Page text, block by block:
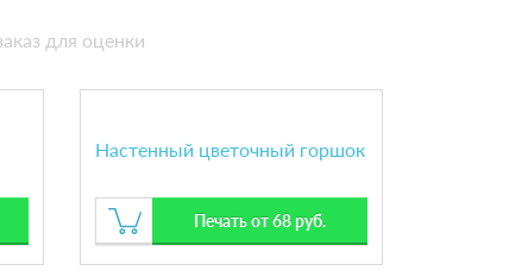
для оценки
Настенный цветочный горшок
Печать от 68 руб.